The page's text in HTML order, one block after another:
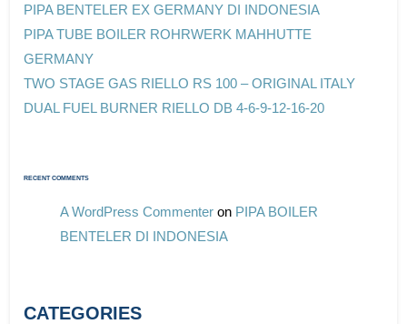
PIPA BENTELER EX GERMANY DI INDONESIA
PIPA TUBE BOILER ROHRWERK MAHHUTTE
GERMANY
TWO STAGE GAS RIELLO RS 100 – ORIGINAL ITALY
DUAL FUEL BURNER RIELLO DB 4-6-9-12-16-20
RECENT COMMENTS
A WordPress Commenter on PIPA BOILER
BENTELER DI INDONESIA
CATEGORIES